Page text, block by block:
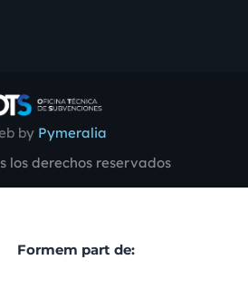
by Pymeralia
los derechos reservados
Formem part de: